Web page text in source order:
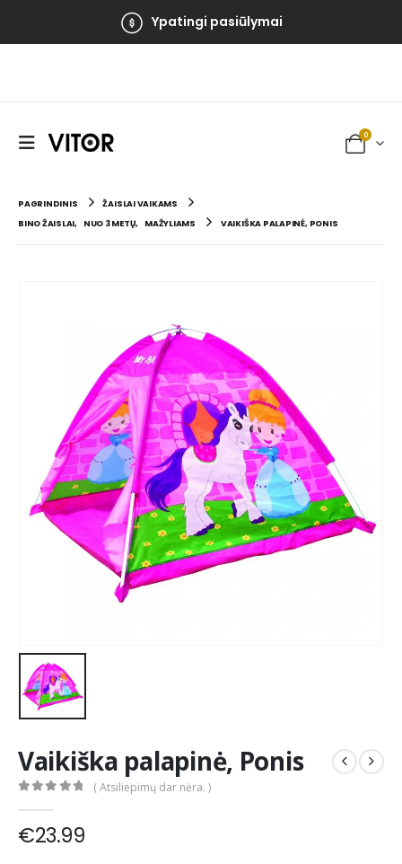
Ypatingi pasiūlymai
0
PAGRINDINIS
ŽAISLAI VAIKAMS
BINO ŽAISLAI, NUO 3 METŲ, MAŽYLIAMS VAIKIŠKA PALAPINĖ, PONIS
Vaikiška palapinė, Ponis
( Atsiliepimų dar nėra. )
€23.99